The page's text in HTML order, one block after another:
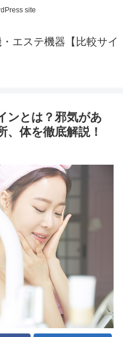
site
エステ機器【比較サイ
ンとは？邪気があ
、体を徹底解説！